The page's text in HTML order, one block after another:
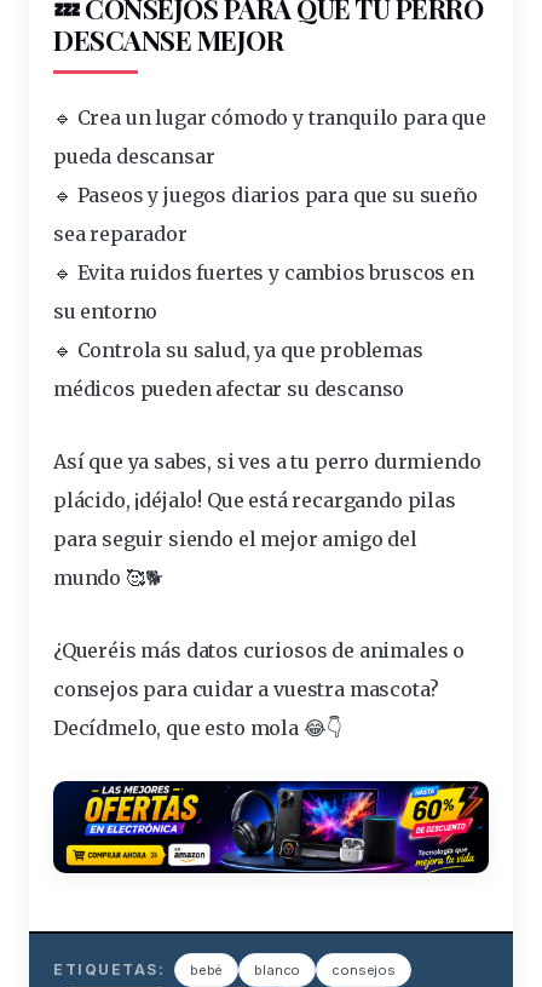
💤 CONSEJOS PARA QUE TU PERRO
DESCANSE MEJOR
🔹 Crea un lugar cómodo y tranquilo para que
pueda descansar
🔹 Paseos y juegos diarios para que su sueño
sea reparador
🔹 Evita ruidos fuertes y cambios bruscos en
su entorno
🔹 Controla su salud, ya que problemas
médicos pueden afectar su descanso
Así que ya sabes, si ves a tu perro durmiendo
plácido, ¡déjalo! Que está recargando pilas
para seguir siendo el mejor amigo del
mundo 🥰🐕
¿Queréis más datos curiosos de animales o
consejos para cuidar a vuestra mascota?
Decídmelo, que esto mola 😂👇
ETIQUETAS: bebé blanco consejos